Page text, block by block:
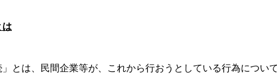
は
」とは、民間企業等が、これから行おうとしている行為につ